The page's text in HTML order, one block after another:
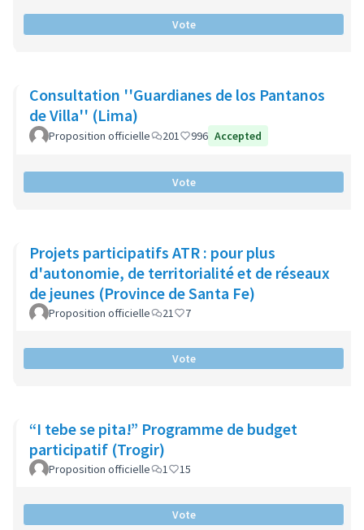
Vote
Consultation ''Guardianes de los Pantanos
de Villa'' (Lima)
Proposition officielle 201 996 Accepted
Vote
Projets participatifs ATR : pour plus
d'autonomie, de territorialité et de réseaux
de jeunes (Province de Santa Fe)
Proposition officielle 21 7
Vote
“I tebe se pita!” Programme de budget
participatif (Trogir)
Proposition officielle 1 15
Vote